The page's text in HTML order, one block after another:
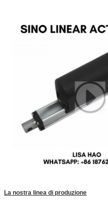
La nostra linea di produzione